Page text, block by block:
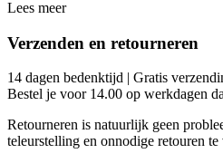
Lees meer
Verzenden en retourneren
14 dagen bedenktijd | Gratis
Bestel je voor 14.00 op werkdagen
Retourneren is natuurlijk geen
teleurstelling en onnodige retouren